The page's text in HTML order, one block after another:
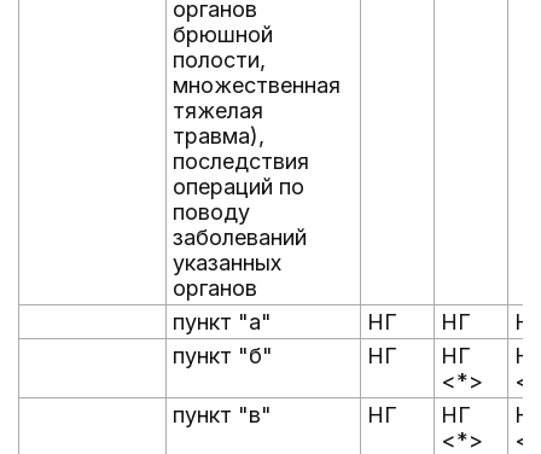
органов
брюшной
полости,
множественная
тяжелая
травма),
последствия
операций по
поводу
заболеваний
указанных
органов
пункт "а"
НГ НГ
пункт "б"
НГ
НГ
<*>
пункт "в"
НГ
НГ
<*>